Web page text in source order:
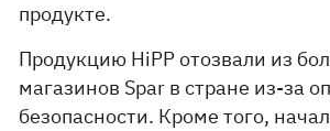
продукте.
Продукцию HiPP отозвали из
магазинов Spar в стране из-за
безопасности. Кроме того,